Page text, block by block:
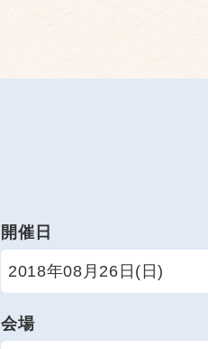
開催日
2018年08月26日(日)
会場